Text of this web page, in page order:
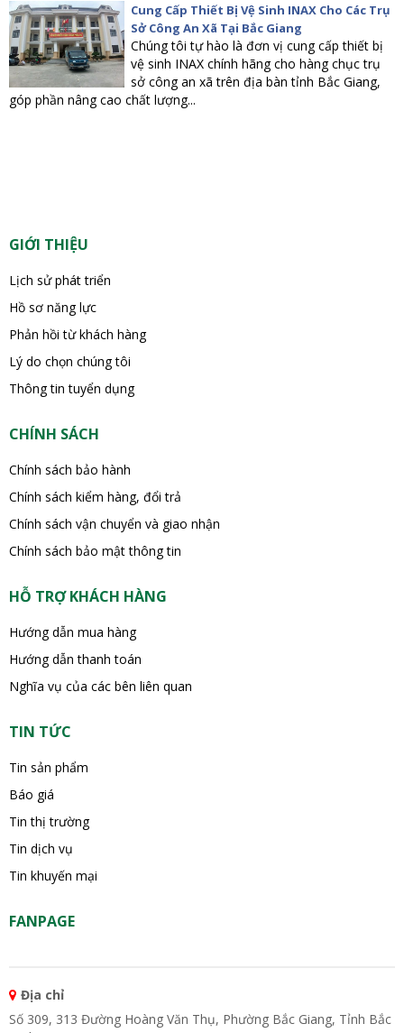
Cung Cấp Thiết Bị Vệ Sinh INAX Cho Các Trụ
Sở Công An Xã Tại Bắc Giang
Chúng tôi tự hào là đơn vị cung cấp thiết bị
vệ sinh INAX chính hãng cho hàng chục trụ
sở công an xã trên địa bàn tỉnh Bắc Giang,
góp phần nâng cao chất lượng...
GIỚI THIỆU
Lịch sử phát triển
Hồ sơ năng lực
Phản hồi từ khách hàng
Lý do chọn chúng tôi
Thông tin tuyển dụng
CHÍNH SÁCH
Chính sách bảo hành
Chính sách kiểm hàng, đổi trả
Chính sách vận chuyển và giao nhận
Chính sách bảo mật thông tin
HỖ TRỢ KHÁCH HÀNG
Hướng dẫn mua hàng
Hướng dẫn thanh toán
Nghĩa vụ của các bên liên quan
TIN TỨC
Tin sản phẩm
Báo giá
Tin thị trường
Tin dịch vụ
Tin khuyến mại
FANPAGE
Địa chỉ
Số 309, 313 Đường Hoàng Văn Thụ, Phường Bắc Giang, Tỉnh Bắc